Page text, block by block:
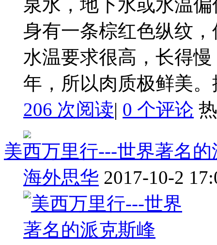
泉水，地下水或水温
身有一条棕红色纵纹
水温要求很高，长得
年，所以肉质极鲜美。
206 次阅读| 0 个评论
美西万里行---世界著名
海外思华 2017-10-2